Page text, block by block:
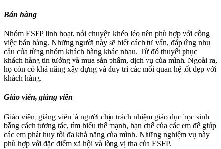
Bán hàng
Nhóm ESFP linh hoạt, nói chuyện khéo léo nên phù hợp với công
việc bán hàng. Những người này sẽ biết cách tư vấn, đáp ứng nhu
cầu của từng nhóm khách hàng khác nhau. Từ đó thuyết phục
khách hàng tin tưởng và mua sản phẩm, dịch vụ của mình. Ngoài ra,
họ còn có khả năng xây dựng và duy trì các mối quan hệ tốt đẹp với
khách hàng.
Giáo viên, giảng viên
Giáo viên, giảng viên là người chịu trách nhiệm giáo dục học sinh
bằng cách tương tác, tìm hiểu thế mạnh, hạn chế của các em để giúp
các em phát huy tối đa khả năng của mình. Những nghiệm vụ này
phù hợp với đặc điểm xã hội và lòng vị tha của ESFP.